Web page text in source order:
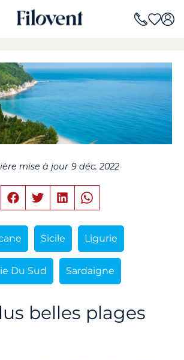
mise à jour 9 déc. 2022
Sicile Ligurie
Du Sud Sardaigne
belles plages